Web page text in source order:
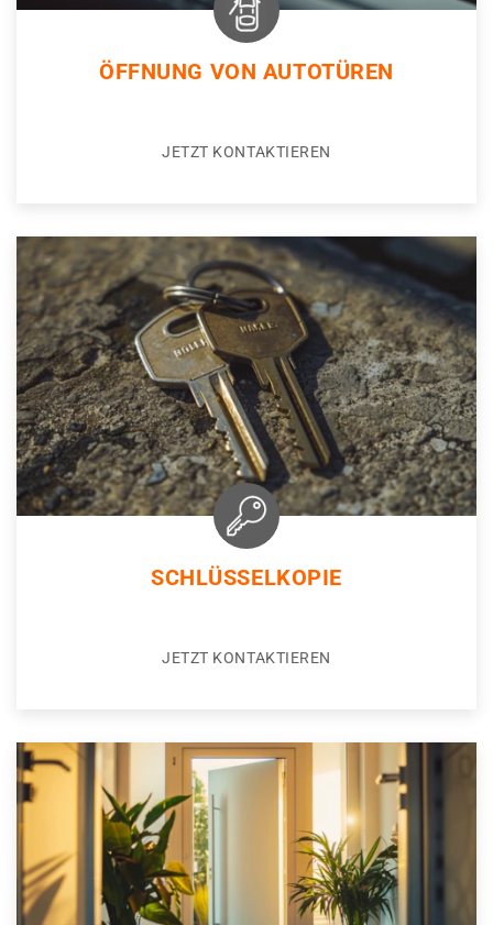
ÖFFNUNG VON AUTOTÜREN
JETZT KONTAKTIEREN
SCHLÜSSELKOPIE
JETZT KONTAKTIEREN